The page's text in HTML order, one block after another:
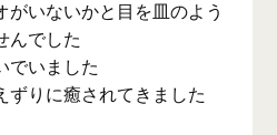
がいないかと目を皿のよう
んでした
でいました
ずりに癒されてきました